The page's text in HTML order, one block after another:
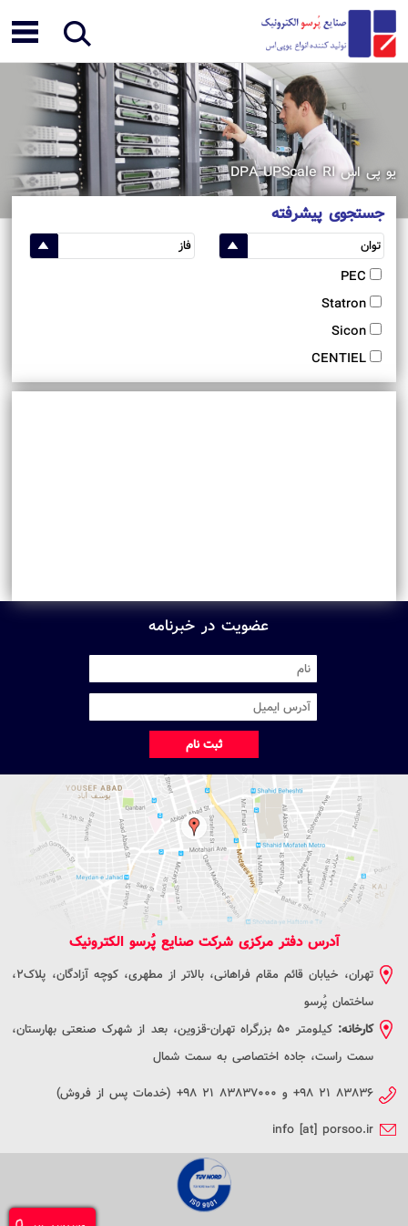
یو پی اس DPA UPScale RI
جستجوی پیشرفته
PEC
Statron
Sicon
CENTIEL
عضویت در خبرنامه
ثبت نام
آدرس دفتر مرکزی شرکت صنایع پُرسو الکترونیک
تهران، خیابان قائم مقام فراهانی، بالاتر از مطهری، کوچه آزادگان، پلاک2،
ساختمان پُرسو
کارخانه:
کیلومتر 50 بزرگراه تهران-قزوین، بعد از شهرک صنعتی بهارستان،
سمت راست، جاده اختصاصی به سمت شمال
+۹۸ ۲۱ ۸۳۸۳۶ و +۹۸ ۲۱ ۸۳۸۳۷۰۰۰ (خدمات پس از فروش)
info [at] porsoo.ir